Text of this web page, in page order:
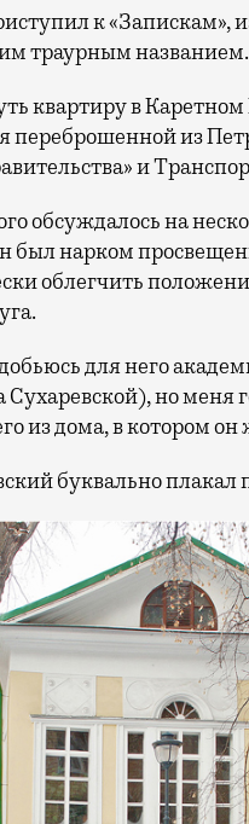
к
траурным названием.
квартиру в Каретном
переброшенной из
и
обсуждалось на
был нарком
облегчить
для него
но меня
из дома, в котором
буквально плакал